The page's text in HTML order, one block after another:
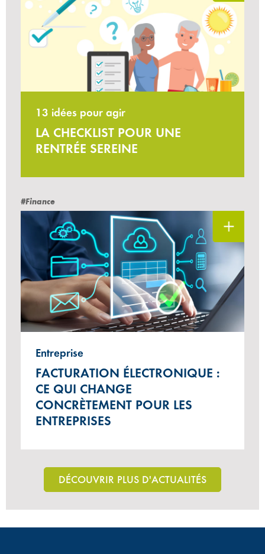
13 idées pour agir
LA CHECKLIST POUR UNE
RENTRÉE SEREINE
#Finance
Entreprise
FACTURATION ÉLECTRONIQUE :
CE QUI CHANGE
CONCRÈTEMENT POUR LES
ENTREPRISES
DÉCOUVRIR PLUS D'ACTUALITÉS